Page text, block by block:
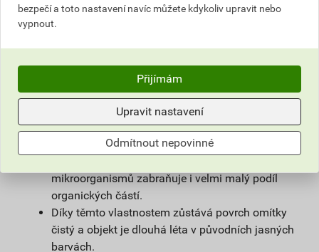
fasády a podstatně snižují náklady na její
údržbu.
vlivem proudění vzduchu jen nepatrný
elektrostatický náboj a prach z ovzduší na
povrchu omítky neulpívá.
Omítka je zároveň hydrofobní. Tím zůstává na
povrchu fasády minimum vody, která utváří
mikroorganismů zabraňuje i velmi malý podíl
organických částí.
Díky těmto vlastnostem zůstává povrch omítky
čistý a objekt je dlouhá léta v původních jasných
barvách.
bezpečí a toto nastavení navíc můžete kdykoliv upravit nebo
vypnout.
Přijímám
Upravit nastavení
Odmítnout nepovinné